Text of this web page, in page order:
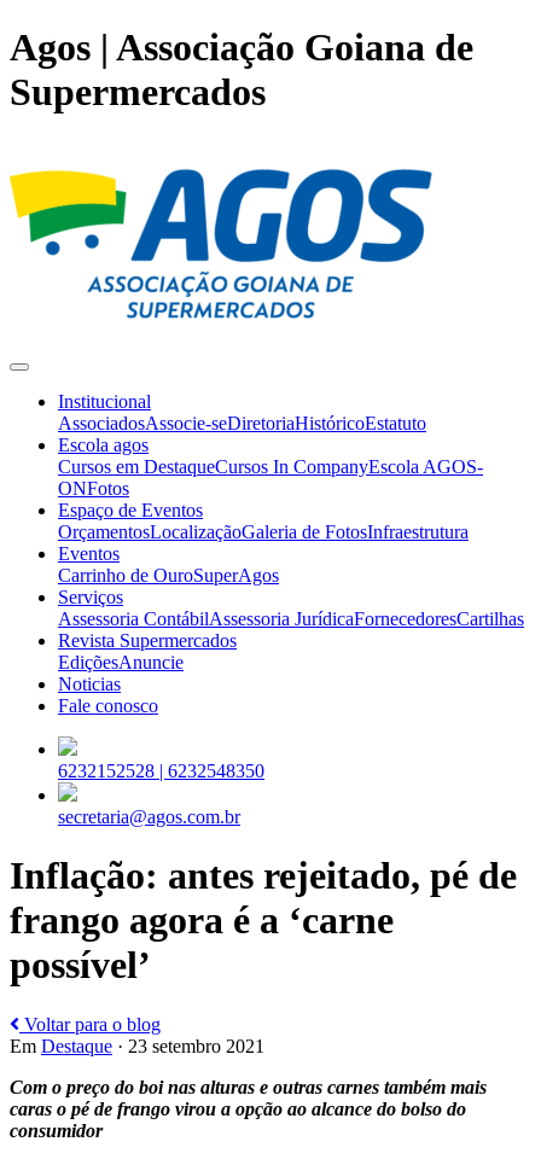
Agos | Associação Goiana de
Supermercados
Institucional
AssociadosAssocie-seDiretoriaHistóricoEstatuto
Escola agos
Cursos em DestaqueCursos In CompanyEscola AGOS-
ONFotos
Espaço de Eventos
OrçamentosLocalizaçãoGaleria de FotosInfraestrutura
Eventos
Carrinho de OuroSuperAgos
Serviços
Assessoria ContábilAssessoria JurídicaFornecedoresCartilhas
Revista Supermercados
EdiçõesAnuncie
Noticias
Fale conosco
6232152528 | 6232548350
secretaria@agos.com.br
Inflação: antes rejeitado, pé de
frango agora é a ‘carne
possível’
Voltar para o blog
Em Destaque · 23 setembro 2021
Com o preço do boi nas alturas e outras carnes também mais
caras o pé de frango virou a opção ao alcance do bolso do
consumidor